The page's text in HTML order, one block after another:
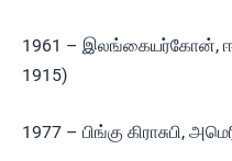
1961 – இலங்கையர்கோன்,
1915)
1977 – பிங்கு கிராசுபி,